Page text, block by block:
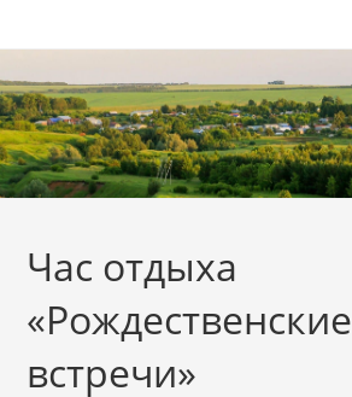
к
содержимому
Час отдыха
«Рождественские
встречи»